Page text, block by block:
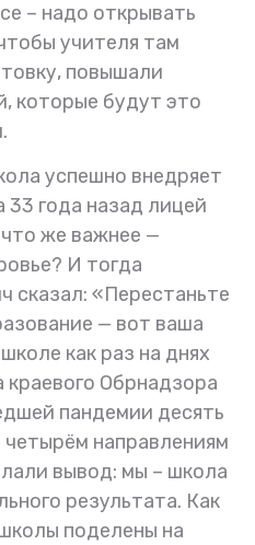
– надо открывать
учителя там
повышали
которые будут это
успешно внедряет
33 года назад лицей
же важнее —
И тогда
сказал: «Перестаньте
— вот ваша
как раз на днях
краевого Обрнадзора
пандемии десять
направлениям
вывод: мы – школа
результата. Как
поделены на